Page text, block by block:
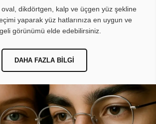
dikdörtgen, kalp ve üçgen yüz şekline
yaparak yüz hatlarınıza en uygun ve
görünümü elde edebilirsiniz.
DAHA FAZLA BILGI